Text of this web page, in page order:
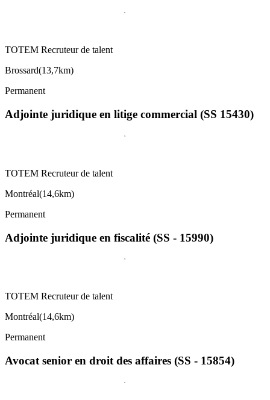
TOTEM Recruteur de talent
Brossard(13,7km)
Permanent
Adjointe juridique en litige commercial (SS 15430)
TOTEM Recruteur de talent
Montréal(14,6km)
Permanent
Adjointe juridique en fiscalité (SS - 15990)
TOTEM Recruteur de talent
Montréal(14,6km)
Permanent
Avocat senior en droit des affaires (SS - 15854)